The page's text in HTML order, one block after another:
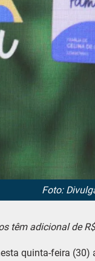
Foto:
têm adicional de
quinta-feira